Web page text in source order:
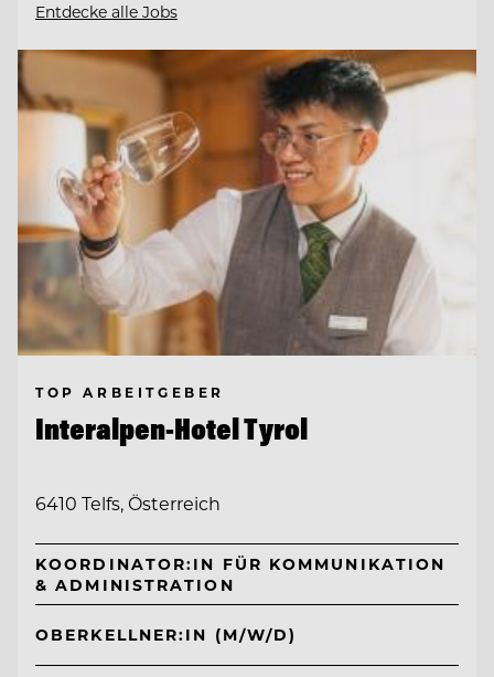
Entdecke alle Jobs
TOP ARBEITGEBER
Interalpen-Hotel Tyrol
6410 Telfs, Österreich
KOORDINATOR:IN FÜR KOMMUNIKATION
& ADMINISTRATION
OBERKELLNER:IN (M/W/D)